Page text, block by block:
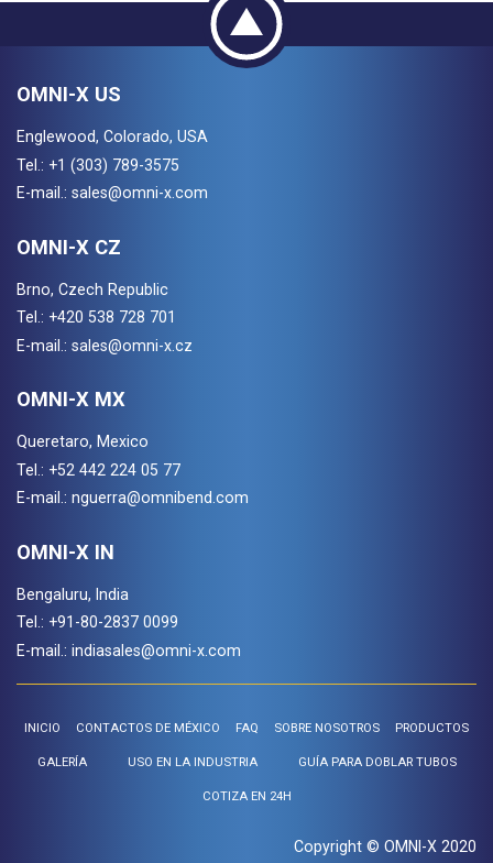
OMNI-X US
Englewood, Colorado, USA
Tel.: +1 (303) 789-3575
E-mail.: sales@omni-x.com
OMNI-X CZ
Brno, Czech Republic
Tel.: +420 538 728 701
E-mail.: sales@omni-x.cz
OMNI-X MX
Queretaro, Mexico
Tel.: +52 442 224 05 77
E-mail.: nguerra@omnibend.com
OMNI-X IN
Bengaluru, India
Tel.: +91-80-2837 0099
E-mail.: indiasales@omni-x.com
INICIO CONTACTOS DE MÉXICO FAQ SOBRE NOSOTROS PRODUCTOS
GALERÍA USO EN LA INDUSTRIA GUÍA PARA DOBLAR TUBOS
COTIZA EN 24H
Copyright © OMNI-X 2020